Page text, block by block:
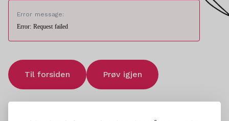
Error message:
Error: Request failed
Til forsiden Prøv igjen